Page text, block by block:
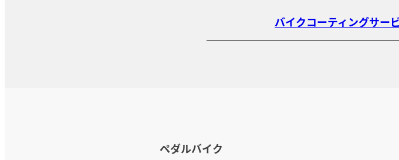
バイクコーティングサー
ペダルバイク